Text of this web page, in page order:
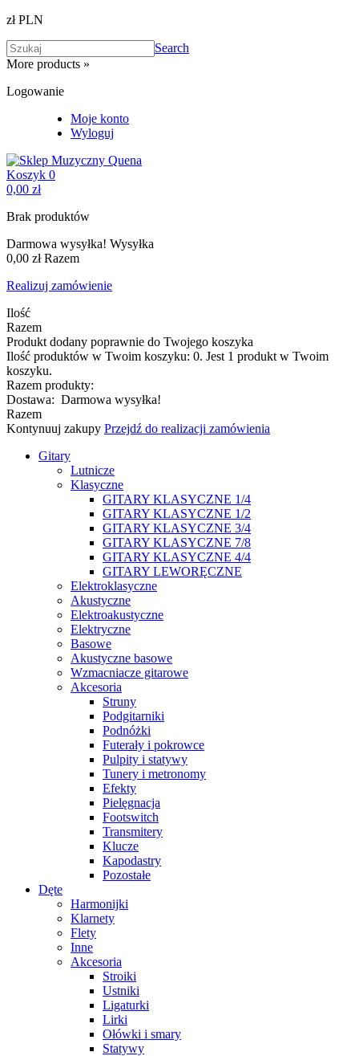
zł PLN
Search
More products »
Logowanie
Moje konto
Wyloguj
Koszyk 0
0,00 zł
Brak produktów
Darmowa wysyłka! Wysyłka
0,00 zł Razem
Realizuj zamówienie
Ilość
Razem
Produkt dodany poprawnie do Twojego koszyka
Ilość produktów w Twoim koszyku: 0. Jest 1 produkt w Twoim
koszyku.
Razem produkty:
Dostawa: Darmowa wysyłka!
Razem
Kontynuuj zakupy Przejdź do realizacji zamówienia
Gitary
Lutnicze
Klasyczne
GITARY KLASYCZNE 1/4
GITARY KLASYCZNE 1/2
GITARY KLASYCZNE 3/4
GITARY KLASYCZNE 7/8
GITARY KLASYCZNE 4/4
GITARY LEWORĘCZNE
Elektroklasyczne
Akustyczne
Elektroakustyczne
Elektryczne
Basowe
Akustyczne basowe
Wzmacniacze gitarowe
Akcesoria
Struny
Podgitarniki
Podnóżki
Futerały i pokrowce
Pulpity i statywy
Tunery i metronomy
Efekty
Pielęgnacja
Footswitch
Transmitery
Klucze
Kapodastry
Pozostałe
Dęte
Harmonijki
Klarnety
Flety
Inne
Akcesoria
Stroiki
Ustniki
Ligaturki
Lirki
Ołówki i smary
Statywy